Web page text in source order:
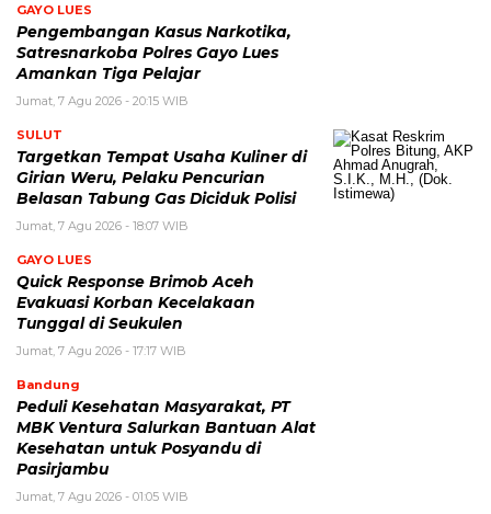
GAYO LUES
Pengembangan Kasus Narkotika,
Satresnarkoba Polres Gayo Lues
Amankan Tiga Pelajar
Jumat, 7 Agu 2026 - 20:15 WIB
SULUT
Targetkan Tempat Usaha Kuliner di
Girian Weru, Pelaku Pencurian
Belasan Tabung Gas Diciduk Polisi
Jumat, 7 Agu 2026 - 18:07 WIB
GAYO LUES
Quick Response Brimob Aceh
Evakuasi Korban Kecelakaan
Tunggal di Seukulen
Jumat, 7 Agu 2026 - 17:17 WIB
Bandung
Peduli Kesehatan Masyarakat, PT
MBK Ventura Salurkan Bantuan Alat
Kesehatan untuk Posyandu di
Pasirjambu
Jumat, 7 Agu 2026 - 01:05 WIB